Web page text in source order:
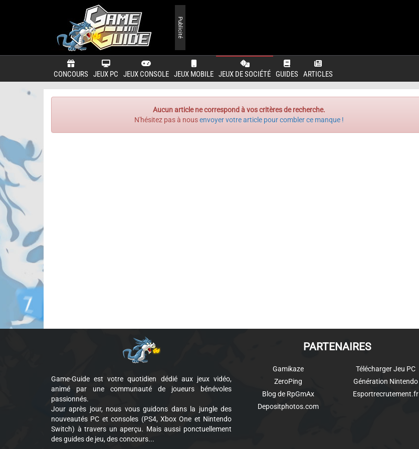
CONCOURS JEUX PC JEUX CONSOLE JEUX MOBILE JEUX DE SOCIÉTÉ GUIDES ARTICLES
Publicité
Aucun article ne correspond à vos critères de recherche.
N'hésitez pas à nousenvoyer votre article pour combler ce manque !
Game-Guide est votre quotidien dédié aux jeux vidéo,
animé par une communauté de joueurs bénévoles
passionnés.
Jour après jour, nous vous guidons dans la jungle des
nouveautés PC et consoles (PS4, Xbox One et Nintendo
Switch) à travers un aperçu. Mais aussi ponctuellement
des guides de jeu, des concours...
PARTENAIRES
Gamikaze
ZeroPing
Blog de RpGmAx
Depositphotos.com
Télécharger Jeu PC
Génération Nintendo
Esportrecrutement.fr